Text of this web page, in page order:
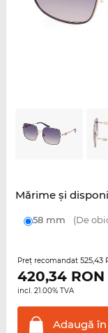
Mărime şi
58 mm (De
Preţ recomandat 525,43
420,34RON
incl. 21.00% TVA
Adaugă în